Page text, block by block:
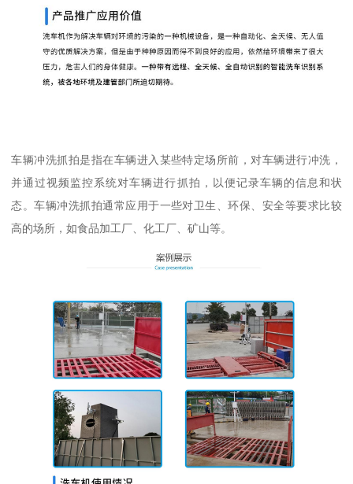
车辆冲洗抓拍是指在车辆进入某些特定场所前，对车辆进行冲洗，
并通过视频监控系统对车辆进行抓拍，以便记录车辆的信息和状
态。车辆冲洗抓拍通常应用于一些对卫生、环保、安全等要求比较
高的场所，如食品加工厂、化工厂、矿山等。